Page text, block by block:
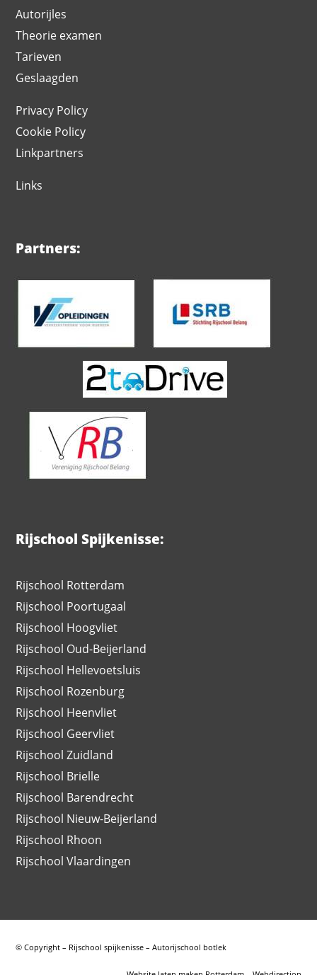
Autorijles
Theorie examen
Tarieven
Geslaagden
Privacy Policy
Cookie Policy
Linkpartners
Links
Partners:
Rijschool Spijkenisse:
Rijschool Rotterdam
Rijschool Poortugaal
Rijschool Hoogvliet
Rijschool Oud-Beijerland
Rijschool Hellevoetsluis
Rijschool Rozenburg
Rijschool Heenvliet
Rijschool Geervliet
Rijschool Zuidland
Rijschool Brielle
Rijschool Barendrecht
Rijschool Nieuw-Beijerland
Rijschool Rhoon
Rijschool Vlaardingen
© Copyright – Rijschool spijkenisse – Autorijschool botlek